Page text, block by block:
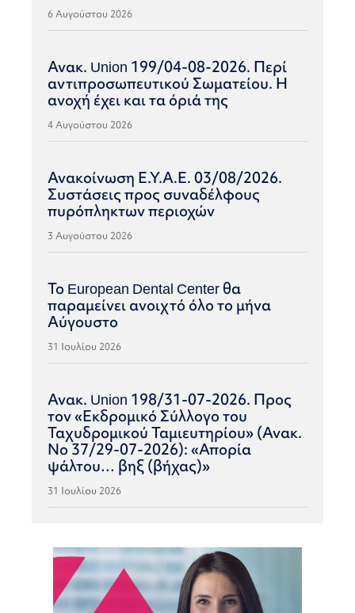
6 Αυγούστου 2026
Ανακ. Union 199/04-08-2026. Περί
αντιπροσωπευτικού Σωματείου. Η
ανοχή έχει και τα όριά της
4 Αυγούστου 2026
Ανακοίνωση Ε.Υ.Α.Ε. 03/08/2026.
Συστάσεις προς συναδέλφους
πυρόπληκτων περιοχών
3 Αυγούστου 2026
Το European Dental Center θα
παραμείνει ανοιχτό όλο το μήνα
Αύγουστο
31 Ιουλίου 2026
Ανακ. Union 198/31-07-2026. Προς
τον «Εκδρομικό Σύλλογο του
Ταχυδρομικού Ταμιευτηρίου» (Ανακ.
Νο 37/29-07-2026): «Απορία
ψάλτου… βηξ (βήχας)»
31 Ιουλίου 2026